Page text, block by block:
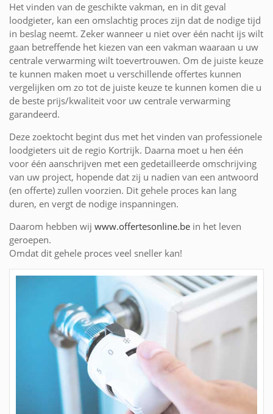
Het vinden van de geschikte vakman, en in dit geval
loodgieter, kan een omslachtig proces zijn dat de nodige tijd
in beslag neemt. Zeker wanneer u niet over één nacht ijs wilt
gaan betreffende het kiezen van een vakman waaraan u uw
centrale verwarming wilt toevertrouwen. Om de juiste keuze
te kunnen maken moet u verschillende offertes kunnen
vergelijken om zo tot de juiste keuze te kunnen komen die u
de beste prijs/kwaliteit voor uw centrale verwarming
garandeerd.
Deze zoektocht begint dus met het vinden van professionele
loodgieters uit de regio Kortrijk. Daarna moet u hen één
voor één aanschrijven met een gedetailleerde omschrijving
van uw project, hopende dat zij u nadien van een antwoord
(en offerte) zullen voorzien. Dit gehele proces kan lang
duren, en vergt de nodige inspanningen.
Daarom hebben wij www.offertesonline.be in het leven
geroepen.
Omdat dit gehele proces veel sneller kan!